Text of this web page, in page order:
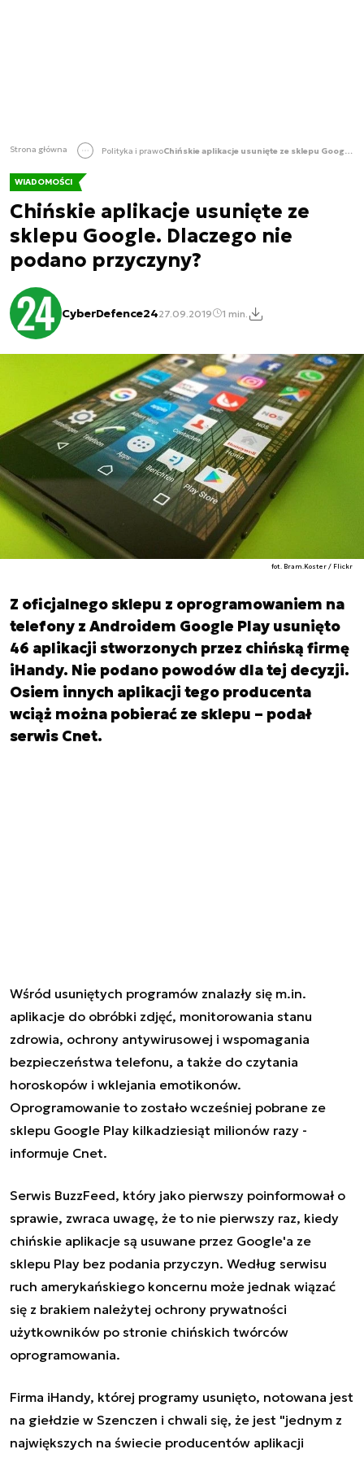
Strona główna Polityka i prawo Chińskie aplikacje usunięte ze sklepu Google. Dlaczego nie podano przyczyny?
WIADOMOŚCI
Chińskie aplikacje usunięte ze
sklepu Google. Dlaczego nie
podano przyczyny?
CyberDefence2427.09.2019 1 min.
fot. Bram.Koster / Flickr
Z oficjalnego sklepu z oprogramowaniem na
telefony z Androidem Google Play usunięto
46 aplikacji stworzonych przez chińską firmę
iHandy. Nie podano powodów dla tej decyzji.
Osiem innych aplikacji tego producenta
wciąż można pobierać ze sklepu – podał
serwis Cnet.
Wśród usuniętych programów znalazły się m.in.
aplikacje do obróbki zdjęć, monitorowania stanu
zdrowia, ochrony antywirusowej i wspomagania
bezpieczeństwa telefonu, a także do czytania
horoskopów i wklejania emotikonów.
Oprogramowanie to zostało wcześniej pobrane ze
sklepu Google Play kilkadziesiąt milionów razy -
informuje Cnet.
Serwis BuzzFeed, który jako pierwszy poinformował o
sprawie, zwraca uwagę, że to nie pierwszy raz, kiedy
chińskie aplikacje są usuwane przez Google'a ze
sklepu Play bez podania przyczyn. Według serwisu
ruch amerykańskiego koncernu może jednak wiązać
się z brakiem należytej ochrony prywatności
użytkowników po stronie chińskich twórców
oprogramowania.
Firma iHandy, której programy usunięto, notowana jest
na giełdzie w Szenczen i chwali się, że jest "jednym z
największych na świecie producentów aplikacji